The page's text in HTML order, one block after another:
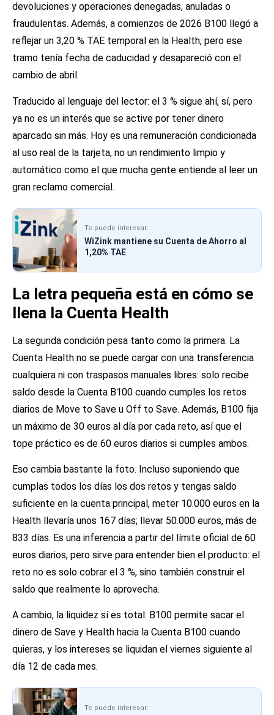
devoluciones y operaciones denegadas, anuladas o
fraudulentas. Además, a comienzos de 2026 B100 llegó a
reflejar un 3,20 % TAE temporal en la Health, pero ese
tramo tenía fecha de caducidad y desapareció con el
cambio de abril.
Traducido al lenguaje del lector: el 3 % sigue ahí, sí, pero
ya no es un interés que se active por tener dinero
aparcado sin más. Hoy es una remuneración condicionada
al uso real de la tarjeta, no un rendimiento limpio y
automático como el que mucha gente entiende al leer un
gran reclamo comercial.
Te puede interesar:
WiZink mantiene su Cuenta de Ahorro al
1,20% TAE
La letra pequeña está en cómo se
llena la Cuenta Health
La segunda condición pesa tanto como la primera. La
Cuenta Health no se puede cargar con una transferencia
cualquiera ni con traspasos manuales libres: solo recibe
saldo desde la Cuenta B100 cuando cumples los retos
diarios de Move to Save u Off to Save. Además, B100 fija
un máximo de 30 euros al día por cada reto, así que el
tope práctico es de 60 euros diarios si cumples ambos.
Eso cambia bastante la foto. Incluso suponiendo que
cumplas todos los días los dos retos y tengas saldo
suficiente en la cuenta principal, meter 10.000 euros en la
Health llevaría unos 167 días; llevar 50.000 euros, más de
833 días. Es una inferencia a partir del límite oficial de 60
euros diarios, pero sirve para entender bien el producto: el
reto no es solo cobrar el 3 %, sino también construir el
saldo que realmente lo aprovecha.
A cambio, la liquidez sí es total: B100 permite sacar el
dinero de Save y Health hacia la Cuenta B100 cuando
quieras, y los intereses se liquidan el viernes siguiente al
día 12 de cada mes.
Te puede interesar: